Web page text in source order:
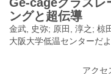
ングと超伝導
金武, 史弥; 原田, 淳之; 椋
大阪大学低温センターだ
アクセ